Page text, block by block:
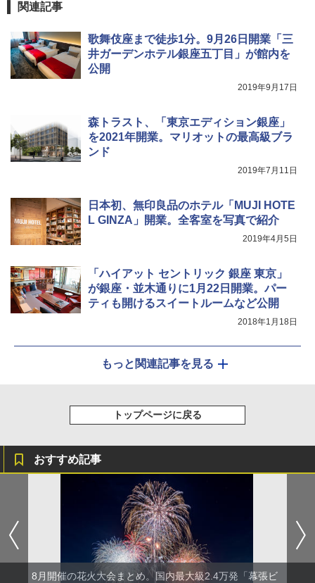
￥2,277
新しい日本地理 地図・統計・移動から読み
[キャンパーズコレクション 山善] 傘みたいに
広げるだけ パッとサッとテント ブラックコ
ーティング フルクローズ メッシュ 3-4人用
簡単設置 ポップアップテント エクルベージ
[キャンパーズコレクション 山善] 傘みたいに
イドプラス ブラックコーティング フルクロ
テント PATCW-200B エクルベージュ
￥15,990
秒）射程5～10m 安全ロック搭載 携帯収納袋
付き ヒグマ・イノシシ対策 自治体・教育機
関の購入実績 登山・キャンプ・アウトドア・
防災用品 長期保存可能 緊急時用 日本国内発
着替えテント トイレテント 透けない【換気
コンパクト iimono117 (ブルー)
￥3,080
関連記事
歌舞伎座まで徒歩1分。9月26日開業「三
井ガーデンホテル銀座五丁目」が館内を
公開
2019年9月17日
森トラスト、「東京エディション銀座」
を2021年開業。マリオットの最高級ブラ
ンド
2019年7月11日
日本初、無印良品のホテル「MUJI HOTE
L GINZA」開業。全客室を写真で紹介
2019年4月5日
「ハイアット セントリック 銀座 東京」
が銀座・並木通りに1月22日開業。パー
ティも開けるスイートルームなど公開
2018年1月18日
もっと関連記事を見る
トップページに戻る
おすすめ記事
8月開催の花火大会まとめ。国内最大級2.4万発「幕張ビ